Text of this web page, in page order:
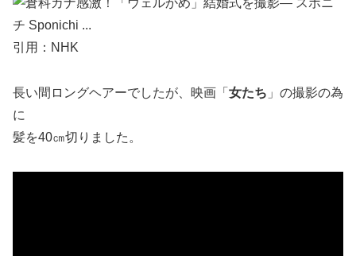
引用：NHK
長い間ロングヘアーでしたが、映画「 女たち 」の撮影の為
に
髪を40㎝切りました。